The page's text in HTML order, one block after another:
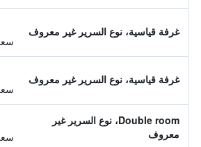
غرفة قياسية، نوع السرير غير معروف
غرفة قياسية، نوع السرير غير معروف
Double room، نوع السرير غير
معروف